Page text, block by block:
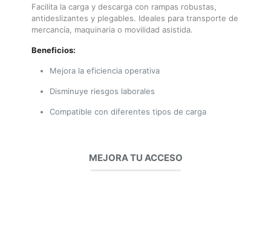
Facilita la carga y descarga con rampas robustas,
antideslizantes y plegables. Ideales para transporte de
mercancía, maquinaria o movilidad asistida.
Beneficios:
Mejora la eficiencia operativa
Disminuye riesgos laborales
Compatible con diferentes tipos de carga
MEJORA TU ACCESO